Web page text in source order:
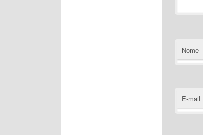
Nome
E-mail